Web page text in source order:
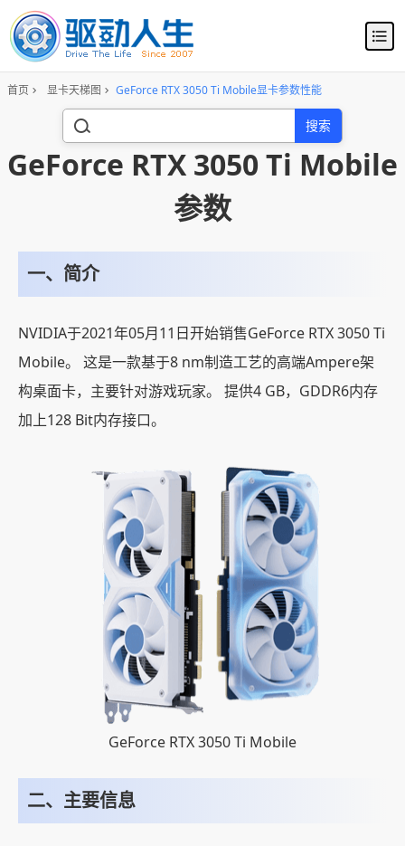
首页 显卡天梯图 GeForce RTX 3050 Ti Mobile显卡参数性能
搜索
GeForce RTX 3050 Ti Mobile
参数
一、简介
NVIDIA于2021年05月11日开始销售GeForce RTX 3050 Ti
Mobile。 这是一款基于8 nm制造工艺的高端Ampere架
构桌面卡，主要针对游戏玩家。 提供4 GB，GDDR6内存
加上128 Bit内存接口。
GeForce RTX 3050 Ti Mobile
二、主要信息